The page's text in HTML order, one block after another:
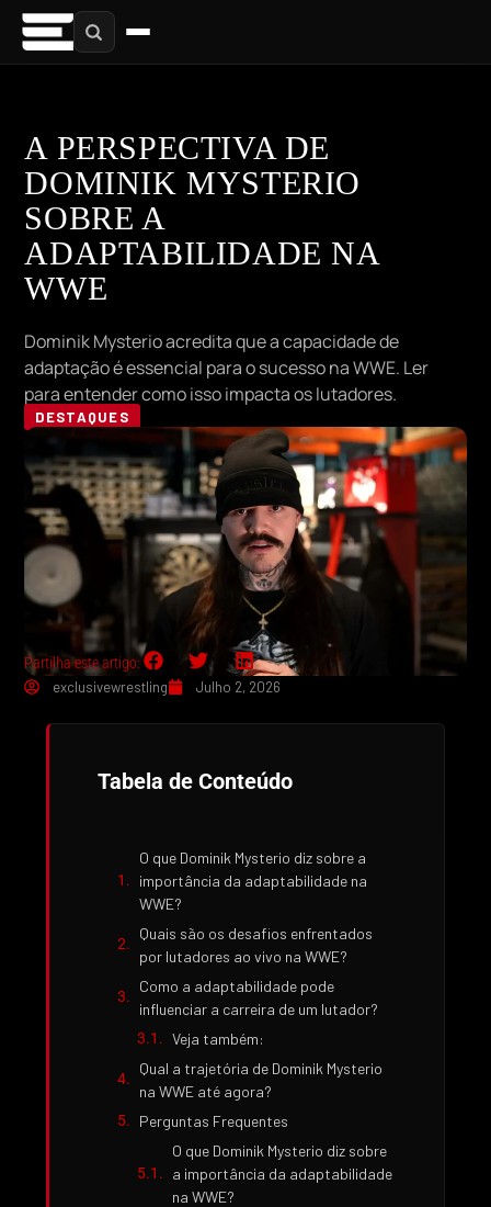
A PERSPECTIVA DE
DOMINIK MYSTERIO
SOBRE A
ADAPTABILIDADE NA
WWE
Dominik Mysterio acredita que a capacidade de
adaptação é essencial para o sucesso na WWE. Ler
para entender como isso impacta os lutadores.
DESTAQUES
Partilha este artigo:
exclusivewrestling
Julho 2, 2026
Tabela de Conteúdo
O que Dominik Mysterio diz sobre a
importância da adaptabilidade na
WWE?
Quais são os desafios enfrentados
por lutadores ao vivo na WWE?
Como a adaptabilidade pode
influenciar a carreira de um lutador?
Veja também:
Qual a trajetória de Dominik Mysterio
na WWE até agora?
Perguntas Frequentes
O que Dominik Mysterio diz sobre
a importância da adaptabilidade
na WWE?